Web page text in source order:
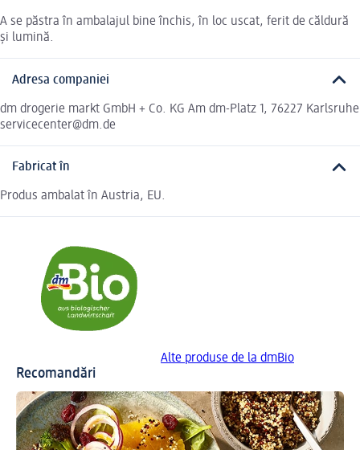
A se păstra în ambalajul bine închis, în loc uscat, ferit de căldură
și lumină.
Adresa companiei
dm drogerie markt GmbH + Co. KG Am dm-Platz 1, 76227 Karlsruhe
servicecenter@dm.de
Fabricat în
Produs ambalat în Austria, EU.
Alte produse de la dmBio
Recomandări